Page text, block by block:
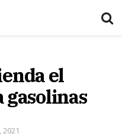
el
gasolinas